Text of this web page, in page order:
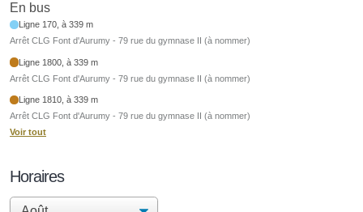
En bus
Ligne 170, à 339 m
Arrêt CLG Font d'Aurumy - 79 rue du gymnase II (à nommer)
Ligne 1800, à 339 m
Arrêt CLG Font d'Aurumy - 79 rue du gymnase II (à nommer)
Ligne 1810, à 339 m
Arrêt CLG Font d'Aurumy - 79 rue du gymnase II (à nommer)
Voir tout
Horaires